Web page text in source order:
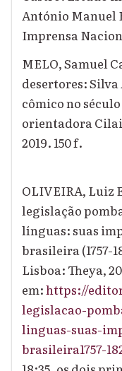
António Manuel
Imprensa
MELO, Samuel
desertores:
cômico no
orientadora
2019. 150 f.
OLIVEIRA, Luiz
legislação
línguas: suas
brasileira (1757-
Lisboa: Theya,
em:https://
legislacao-
linguas-suas-
brasileira1757-